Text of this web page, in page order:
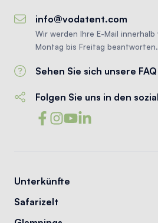
info@vodatent.com
Wir werden Ihre E-Mail
Montag bis Freitag beantworten.
Sehen Sie sich unsere
Folgen Sie uns in den
Unterkünfte
Safarizelt